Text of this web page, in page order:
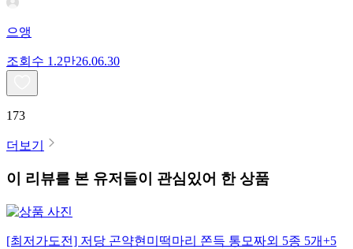
으앵
조회수 1.2만26.06.30
173
더보기
이 리뷰를 본 유저들이 관심있어 한 상품
[최저가도전] 저당 곤약현미떡마리 쫀득 통모짜외 5종 5개+5